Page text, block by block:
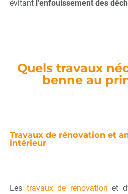
évitant l’enfouissement des
Quels travaux
benne au
Travaux de rénovation et
intérieur
Les travaux de rénovation et d’